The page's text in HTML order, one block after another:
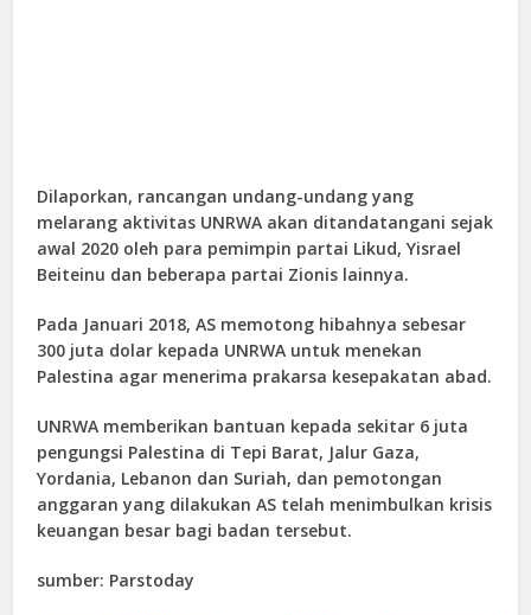
Dilaporkan, rancangan undang-undang yang
melarang aktivitas UNRWA akan ditandatangani sejak
awal 2020 oleh para pemimpin partai Likud, Yisrael
Beiteinu dan beberapa partai Zionis lainnya.
Pada Januari 2018, AS memotong hibahnya sebesar
300 juta dolar kepada UNRWA untuk menekan
Palestina agar menerima prakarsa kesepakatan abad.
UNRWA memberikan bantuan kepada sekitar 6 juta
pengungsi Palestina di Tepi Barat, Jalur Gaza,
Yordania, Lebanon dan Suriah, dan pemotongan
anggaran yang dilakukan AS telah menimbulkan krisis
keuangan besar bagi badan tersebut.
sumber: Parstoday